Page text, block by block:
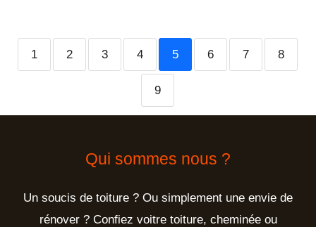
1 2 3 4 5 6 7 8
9
Qui sommes nous ?
Un soucis de toiture ? Ou simplement une envie de
rénover ? Confiez voitre toiture, cheminée ou